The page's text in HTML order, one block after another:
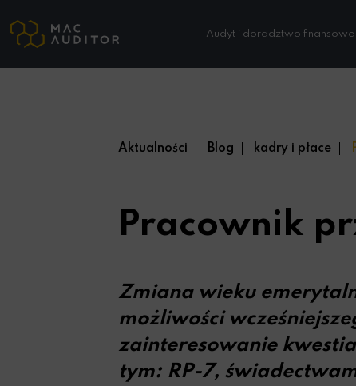
Audyt i doradztwo finansowe
Aktualności Blog kadry i płace
Pracownik
Zmiana wieku
możliwości
zainteresowanie
tym: RP-7,